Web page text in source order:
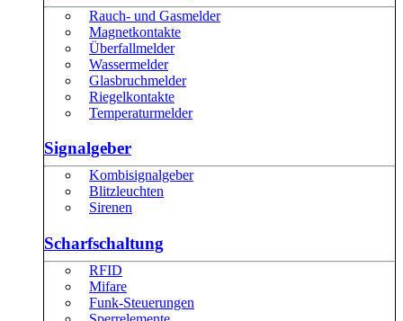
Rauch- und Gasmelder
Magnetkontakte
Überfallmelder
Wassermelder
Glasbruchmelder
Riegelkontakte
Temperaturmelder
Signalgeber
Kombisignalgeber
Blitzleuchten
Sirenen
Scharfschaltung
RFID
Mifare
Funk-Steuerungen